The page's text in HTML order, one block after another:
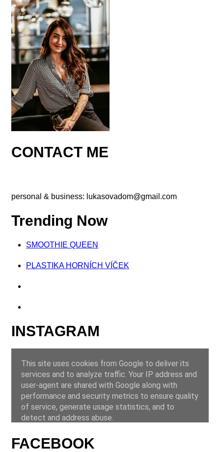
CONTACT ME
personal & business: lukasovadom@gmail.com
Trending Now
SMOOTHIE QUEEN
PLASTIKA HORNÍCH VÍČEK
INSTAGRAM
FACEBOOK